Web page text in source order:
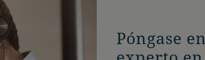
Póngase